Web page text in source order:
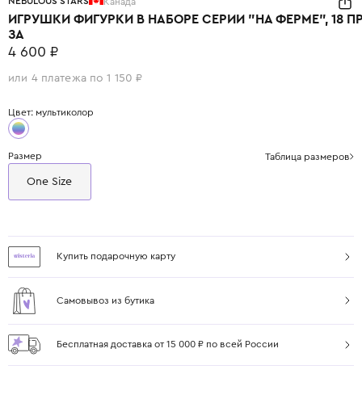
ИГРУШКИ ФИГУРКИ В НАБОРЕ СЕРИИ "НА ФЕРМЕ", 18
ЗА
4 600 ₽
или 4 платежа по 1 150 ₽
Цвет: мультиколор
Размер Таблица размеров
One Size
Купить подарочную карту
Самовывоз из бутика
Бесплатная доставка от 15 000 ₽ по всей России